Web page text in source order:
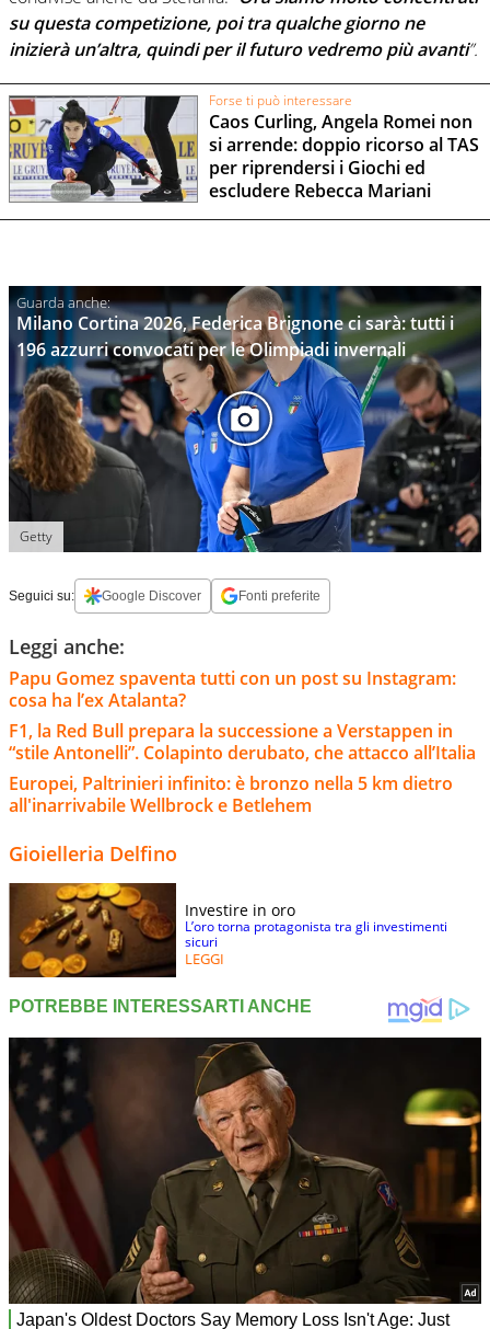
su questa competizione, poi tra qualche giorno ne
inizierà un’altra, quindi per il futuro vedremo più avanti”.
Forse ti può interessare
Caos Curling, Angela Romei non
si arrende: doppio ricorso al TAS
per riprendersi i Giochi ed
escludere Rebecca Mariani
Milano Cortina 2026, Federica Brignone ci sarà: tutti i
196 azzurri convocati per le Olimpiadi invernali
Getty
Seguici su: Google Discover Fonti preferite
Leggi anche:
Papu Gomez spaventa tutti con un post su Instagram:
cosa ha l’ex Atalanta?
F1, la Red Bull prepara la successione a Verstappen in
“stile Antonelli”. Colapinto derubato, che attacco all’Italia
Europei, Paltrinieri infinito: è bronzo nella 5 km dietro
all'inarrivabile Wellbrock e Betlehem
Gioielleria Delfino
Investire in oro
L’oro torna protagonista tra gli investimenti
sicuri
LEGGI